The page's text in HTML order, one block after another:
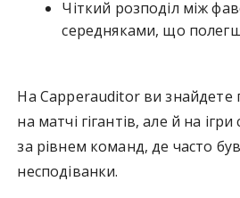
Чіткий розподіл між
середняками, що
На Capperauditor ви знайдете
на матчі гігантів, але й на
за рівнем команд, де часто
несподіванки.